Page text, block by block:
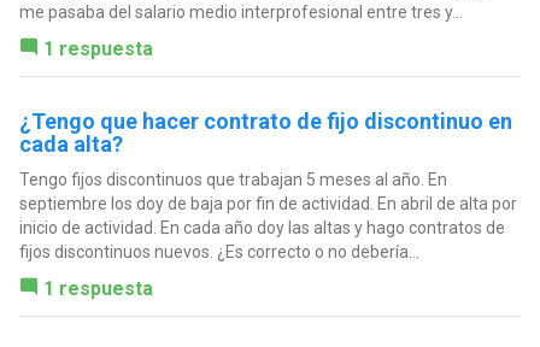
me pasaba del salario medio interprofesional entre tres y...
1 respuesta
¿Tengo que hacer contrato de fijo discontinuo en
cada alta?
Tengo fijos discontinuos que trabajan 5 meses al año. En
septiembre los doy de baja por fin de actividad. En abril de alta por
inicio de actividad. En cada año doy las altas y hago contratos de
fijos discontinuos nuevos. ¿Es correcto o no debería...
1 respuesta